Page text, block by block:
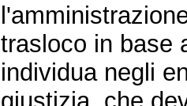
trasloco in base
individua negli